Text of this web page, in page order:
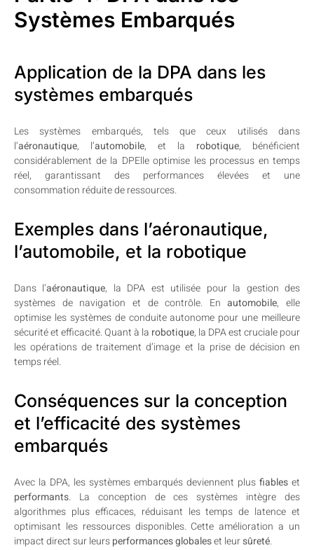
Systèmes Embarqués
Application de la DPA dans les
systèmes embarqués
Les systèmes embarqués, tels que ceux utilisés dans
l’aéronautique, l’automobile, et la robotique, bénéficient
considérablement de la DPElle optimise les processus en temps
réel, garantissant des performances élevées et une
consommation réduite de ressources.
Exemples dans l’aéronautique,
l’automobile, et la robotique
Dans l’aéronautique, la DPA est utilisée pour la gestion des
systèmes de navigation et de contrôle. Enautomobile, elle
optimise les systèmes de conduite autonome pour une meilleure
sécurité et efficacité. Quant à la robotique, la DPA est cruciale pour
les opérations de traitement d’image et la prise de décision en
temps réel.
Conséquences sur la conception
et l’efficacité des systèmes
embarqués
Avec la DPA, les systèmes embarqués deviennent plus fiables et
performants. La conception de ces systèmes intègre des
algorithmes plus efficaces, réduisant les temps de latence et
optimisant les ressources disponibles. Cette amélioration a un
impact direct sur leursperformances globaleset leursûreté.